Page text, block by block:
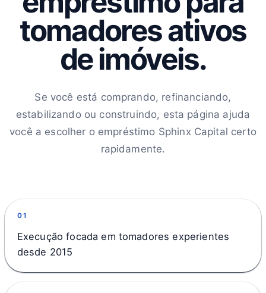
tomadores ativos
de imóveis.
Se você está comprando, refinanciando,
estabilizando ou construindo, esta página ajuda
você a escolher o empréstimo Sphinx Capital certo
rapidamente.
01
Execução focada em tomadores experientes
desde 2015